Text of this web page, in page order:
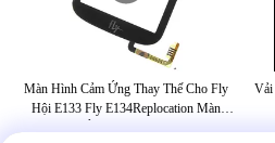
Màn Hình Cảm Ứng Thay Thế Cho Fly
Hội E133 Fly E134Replocation Màn
Vải